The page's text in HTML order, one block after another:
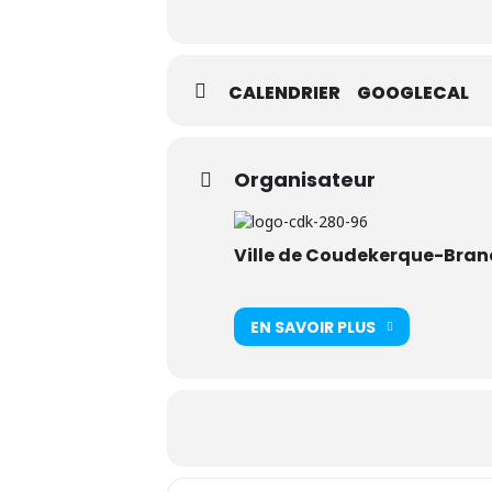
CALENDRIER GOOGLECAL
Organisateur
Ville de Coudekerque-
EN SAVOIR PLUS